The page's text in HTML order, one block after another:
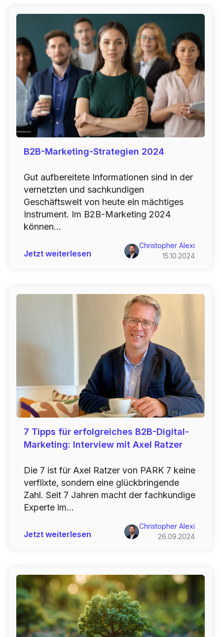
B2B-Marketing-Strategien 2024
Christopher Alexi
15.10.2024
Gut aufbereitete Informationen sind in der
vernetzten und sachkundigen
Geschäftswelt von heute ein mächtiges
Instrument. Im B2B-Marketing 2024
können...
Jetzt weiterlesen
7 Tipps für erfolgreiches B2B-Digital-
Marketing: Interview mit Axel Ratzer
Christopher Alexi
26.09.2024
Die 7 ist für Axel Ratzer von PARK 7 keine
verflixte, sondern eine glückbringende
Zahl. Seit 7 Jahren macht der fachkundige
Experte im...
Jetzt weiterlesen